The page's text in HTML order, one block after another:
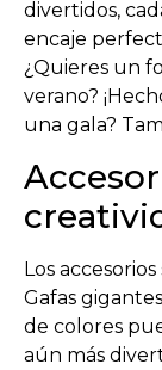
divertidos,
encaje
¿Quieres un
verano?
una gala?
Los
Gafas
de colores
aún más